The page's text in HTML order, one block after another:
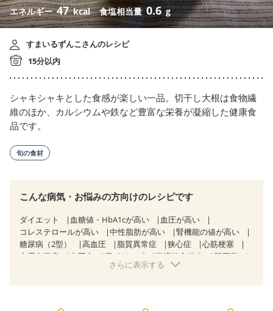
エネルギー47 kcal 食塩相当量0.6 g
すまいるずんこさんのレシピ
15分以内
シャキシャキとした食感が楽しい一品。切干し大根は食物繊
維のほか、カルシウムや鉄など豊富な栄養が凝縮した健康食
品です。
旬の食材
こんな病気・お悩みの方向けのレシピです
ダイエット 血糖値・HbA1cが高い
血圧が高い
コレステロールが高い
中性脂肪が高い
腎機能の値が高い
糖尿病（2型）
高血圧 脂質異常症 狭心症
心筋梗塞
心臓弁膜症
心不全 胃ポリープ 逆流性食道炎
胆石症
慢性膵炎（移行期・寛解期）
非アルコール性脂肪肝
さらに表示する